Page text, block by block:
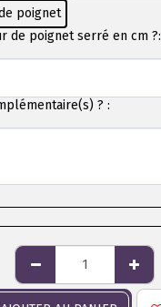
poignet
de poignet serré en cm ?:
? :